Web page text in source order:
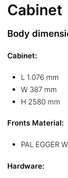
Cabinet
Body
Cabinet:
L 1.076 mm
W 387 mm
H 2580 mm
Fronts Material:
PAL EGGER
Hardware: